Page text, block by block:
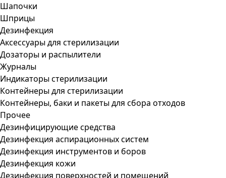
Шапочки
Шприцы
Дезинфекция
Аксессуары для стерилизации
Дозаторы и распылители
Журналы
Индикаторы стерилизации
Контейнеры для стерилизации
Контейнеры, баки и пакеты для сбора отходов
Прочее
Дезинфицирующие средства
Дезинфекция аспирационных систем
Дезинфекция инструментов и боров
Дезинфекция кожи
Дезинфекция поверхностей и помещений